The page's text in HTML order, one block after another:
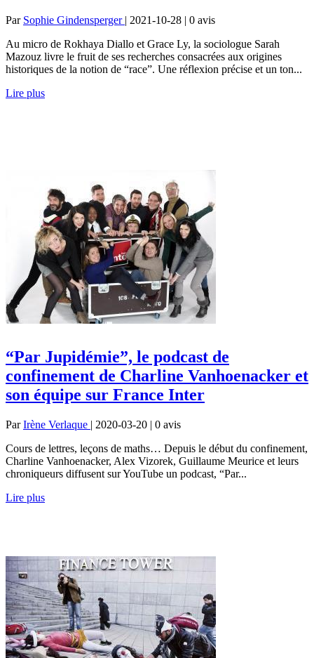
Par Sophie Gindensperger | 2021-10-28 | 0 avis
Au micro de Rokhaya Diallo et Grace Ly, la sociologue Sarah
Mazouz livre le fruit de ses recherches consacrées aux origines
historiques de la notion de “race”. Une réflexion précise et un ton...
Lire plus
“Par Jupidémie”, le podcast de
confinement de Charline Vanhoenacker et
son équipe sur France Inter
ParIrène Verlaque | 2020-03-20 | 0 avis
Cours de lettres, leçons de maths… Depuis le début du confinement,
Charline Vanhoenacker, Alex Vizorek, Guillaume Meurice et leurs
chroniqueurs diffusent sur YouTube un podcast, “Par...
Lire plus